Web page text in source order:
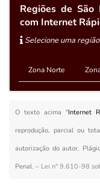
Regiões de São
com Internet
Selecione uma
Zona Norte
O texto acima "Internet
reprodução, parcial ou
autorização do autor.
Penal. – Lei n° 9.610-98